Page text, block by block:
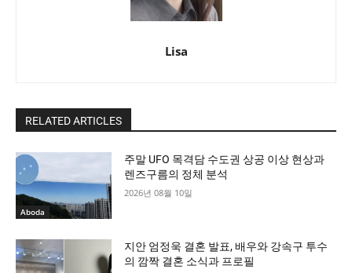
Lisa
RELATED ARTICLES
Aboda
주말 UFO 목격담 수도권 상공 이상 현상과
렌즈구름의 정체 분석
2026년 08월 10일
지안 엄정욱 결혼 발표, 배우와 강속구 투수
의 깜짝 결혼 소식과 프로필